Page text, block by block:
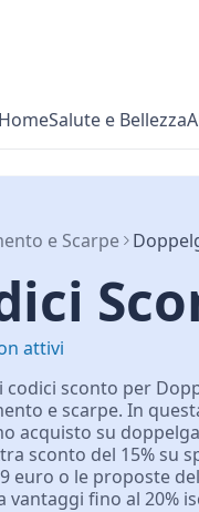
HomeSalute e Bellezza
e Scarpe
attivi
codici sconto per
e scarpe. In
acquisto su
sconto del 15% su
euro o le proposte
vantaggi fino al 20%